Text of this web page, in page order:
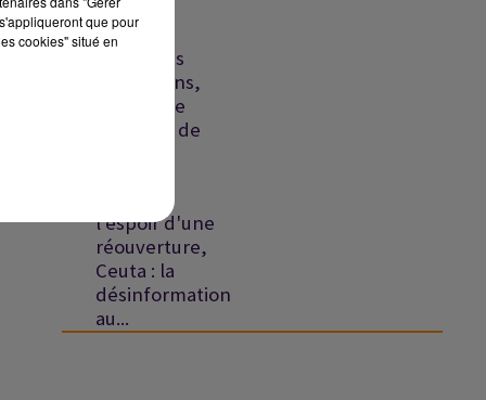
Liban-
Israël:
échec des
discussions,
un proche
présumé de
l'espoir d'une
réouverture,
Ceuta : la
désinformation
au...
que pour
cookies" situé en